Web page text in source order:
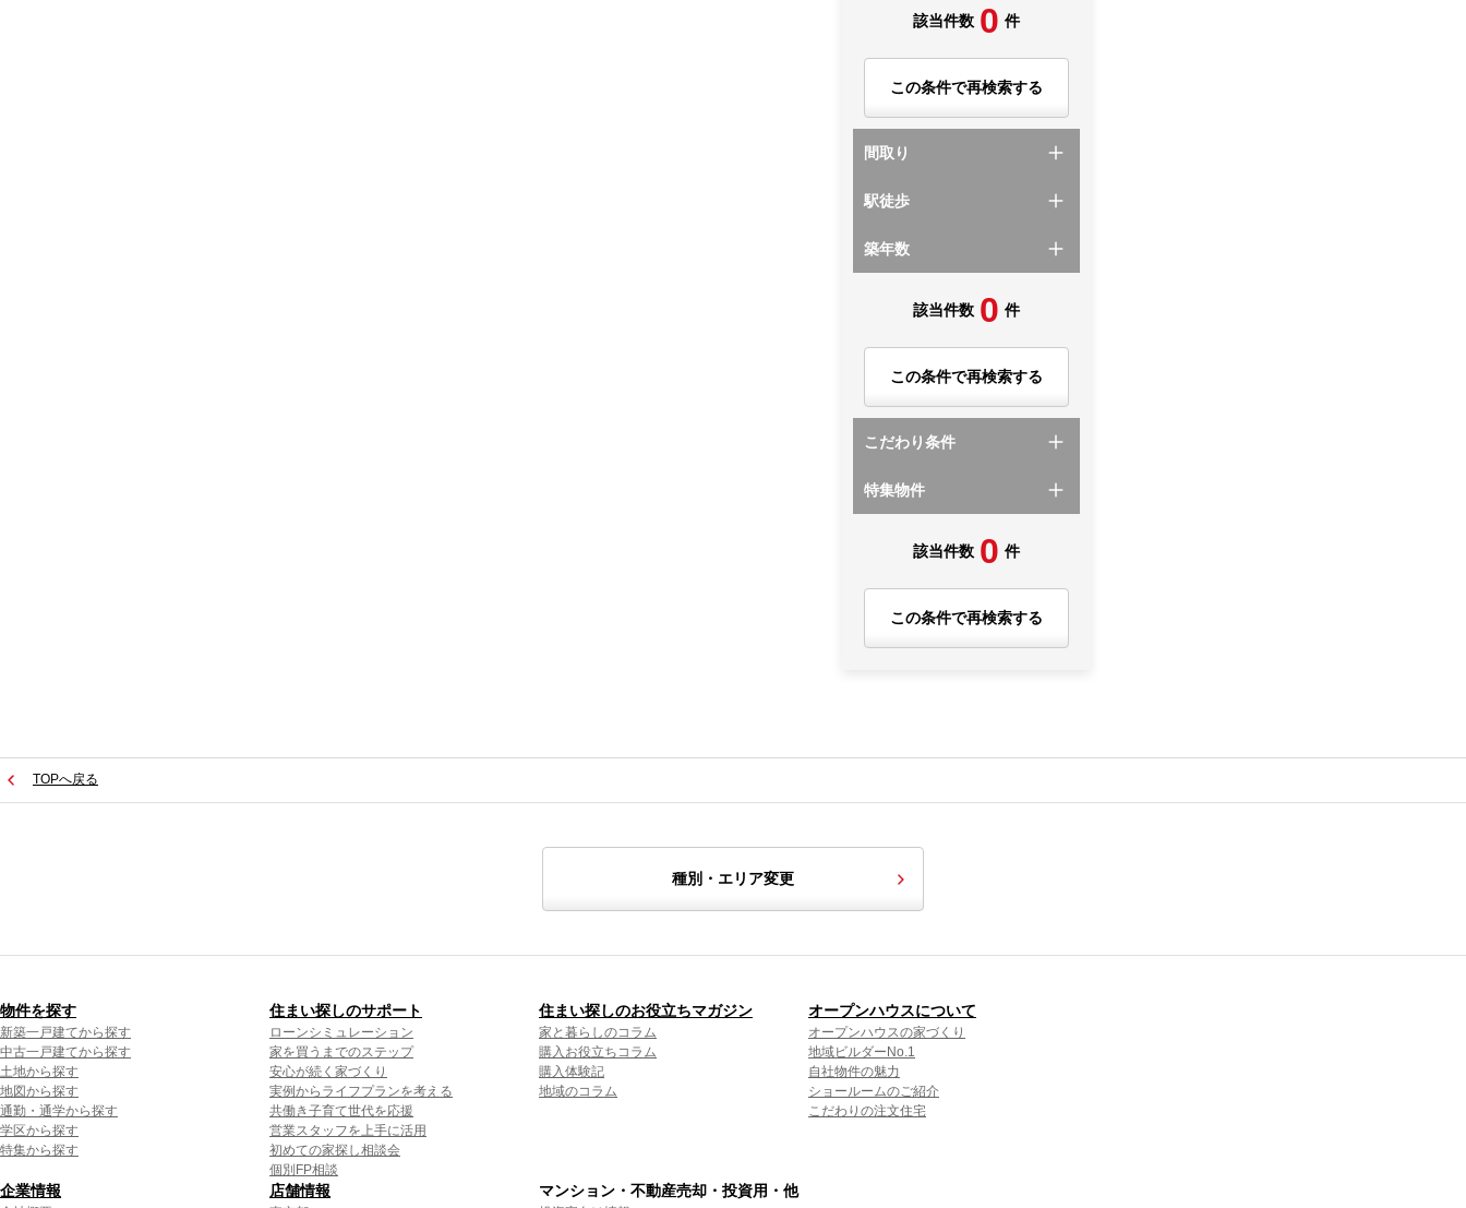
該当件数 0 件
この条件で再検索する
間取り
駅徒歩
築年数
該当件数 0 件
この条件で再検索する
こだわり条件
特集物件
該当件数 0 件
この条件で再検索する
TOPへ戻る
種別・エリア変更
物件を探す
新築一戸建てから探す
中古一戸建てから探す
土地から探す
地図から探す
通勤・通学から探す
学区から探す
特集から探す
住まい探しのサポート
ローンシミュレーション
家を買うまでのステップ
安心が続く家づくり
実例からライフプランを考える
共働き子育て世代を応援
営業スタッフを上手に活用
初めての家探し相談会
個別FP相談
住まい探しのお役立ちマガジン
家と暮らしのコラム
購入お役立ちコラム
購入体験記
地域のコラム
オープンハウスについて
オープンハウスの家づくり
地域ビルダーNo.1
自社物件の魅力
ショールームのご紹介
こだわりの注文住宅
企業情報 店舗情報 マンション・不動産売却・投資用・他